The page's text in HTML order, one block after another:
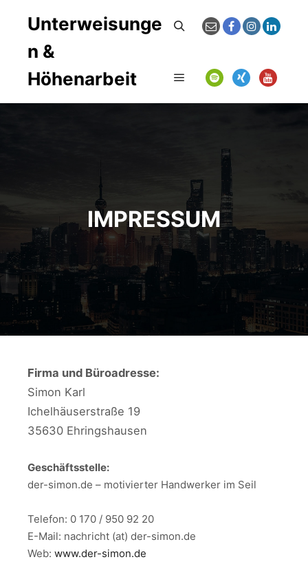
Unterweisunge
n &
Höhenarbeit
IMPRESSUM
Firma und Büroadresse:
Simon Karl
Ichelhäuserstraße 19
35630 Ehringshausen
Geschäftsstelle:
der-simon.de – motivierter Handwerker im Seil
Telefon: 0 170 / 950 92 20
E-Mail: nachricht (at) der-simon.de
Web: www.der-simon.de